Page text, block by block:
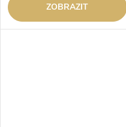
ZOBRAZIT